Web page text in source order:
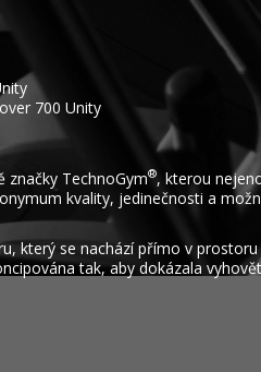
700 Unity
značky TechnoGym®, kterou
kvality, jedinečnosti a
který se nachází přímo v
tak, aby dokázala